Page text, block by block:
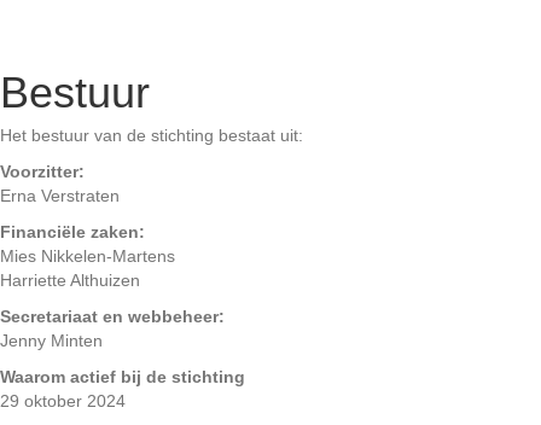
Bestuur
Het bestuur van de stichting bestaat uit:
Voorzitter:
Erna Verstraten
Financiële zaken:
Mies Nikkelen-Martens
Harriette Althuizen
Secretariaat en webbeheer:
Jenny Minten
Waarom actief bij de stichting
29 oktober 2024